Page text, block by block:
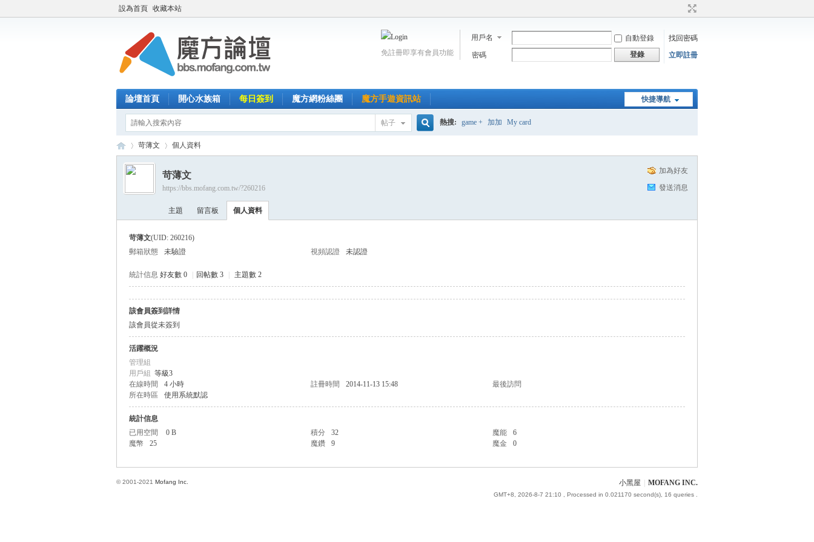
設為首頁 收藏本站
用戶名 自動登錄
找回密碼
密碼
登錄 立即註冊
免註冊即享有會員功能
快捷導航
論壇首頁 開心水族箱 每日簽到 魔方網粉絲團 魔方手遊資訊站
帖子 熱搜: game + 加加 My card
›
苛薄文 個人資料
加為好友
發送消息
苛薄文
https://bbs.mofang.com.tw/?260216
主題 留言板 個人資料
苛薄文(UID: 260216)
郵箱狀態
未驗證 視頻認證 未認證
統計信息 好友數 0 回帖數 3 主題數 2
該會員簽到詳情
該會員從未簽到
活躍概況
管理組
用戶組 等級3
在線時間
4 小時 註冊時間 2014-11-13 15:48
最後訪問
所在時區
使用系統默認
統計信息
已用空間
0 B 積分 32 魔能
6
魔幣
25 魔鑽 9 魔金 0
小黑屋 MOFANG INC.
GMT+8, 2026-8-7 21:10 , Processed in 0.021170 second(s), 16 queries .
© 2001-2021 Mofang Inc.